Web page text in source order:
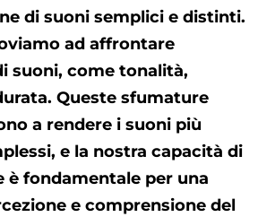
di suoni semplici e distinti.
ad affrontare
suoni, come tonalità,
Queste sfumature
a rendere i suoni più
e la nostra capacità di
è fondamentale per una
e comprensione del